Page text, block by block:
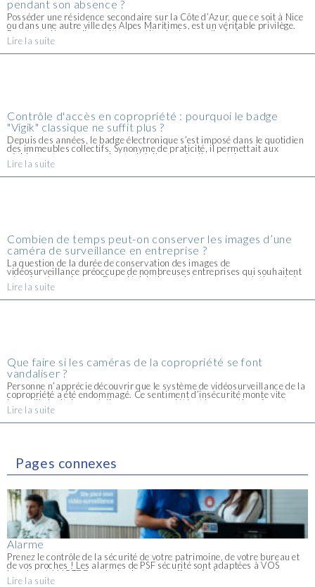
pendant son absence ?
Posséder une résidence secondaire sur la Côte d’Azur, que ce soit à Nice
ou dans une autre ville des Alpes Maritimes, est un véritable privilège.
Pourtant, dès que l’on quitte ce petit coin de paradis, [...]
Lire la suite
Contrôle d'accès en copropriété : pourquoi le badge
"Vigik" classique ne suffit plus ?
Depuis des années, le badge électronique s’est imposé dans le quotidien
des immeubles collectifs. Synonyme de praticité, il permettait aux
résidents et au personnel autorisé d’entrer facilement dans
leur copropriété, sans se soucier d’une clé mécanique facile à [...]
Lire la suite
Combien de temps peut-on conserver les images d’une
caméra de surveillance en entreprise ?
La question de la durée de conservation des images de
vidéosurveillance préoccupe de nombreuses entreprises qui souhaitent
sécuriser leurs locaux. Entre législation stricte, recommandations de la
CNIL et contraintes techniques, il n’est pas toujours simple de trouver le
Lire la suite
Que faire si les caméras de la copropriété se font
vandaliser ?
Personne n’apprécie découvrir que le système de vidéosurveillance de la
copropriété a été endommagé. Ce sentiment d’insécurité monte vite
lorsqu’il s’agit de vandalisme en copropriété, et les questions fusent.
Agir vite et avec méthode permet [...]
Lire la suite
Pages connexes
Alarme
Prenez le contrôle de la sécurité de votre patrimoine, de votre bureau et
de vos proches ! Les alarmes de PSF sécurité sont adaptées à VOS
besoins et à VOTRE mode de vie et vous offrent [...]
Lire la suite